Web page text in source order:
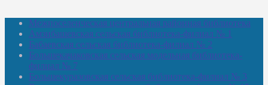
Межпоселенческая центральная районная библиотека
Амзибашевская сельская библиотека-филиал № 1
Бабаевская сельская библиотека-филиал № 2
Большекачаковская сельская модельная библиотека-
филиал № 7
Большекуразовская сельская библиотека-филиал № 3